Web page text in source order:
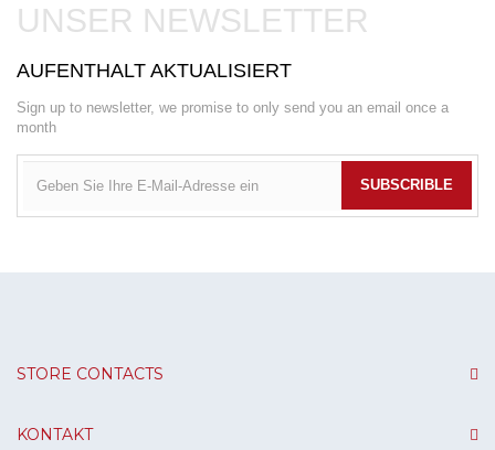
UNSER NEWSLETTER
AUFENTHALT AKTUALISIERT
Sign up to newsletter, we promise to only send you an email once a
month
SUBSCRIBLE
STORE CONTACTS
KONTAKT